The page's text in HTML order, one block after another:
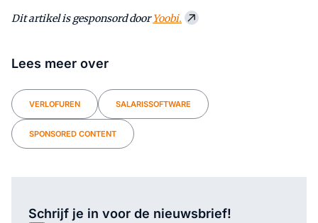
Dit artikel is gesponsord doorYoobi.
Lees meer over
VERLOFUREN SALARISSOFTWARE
SPONSORED CONTENT
Schrijf je in voor de nieuwsbrief!